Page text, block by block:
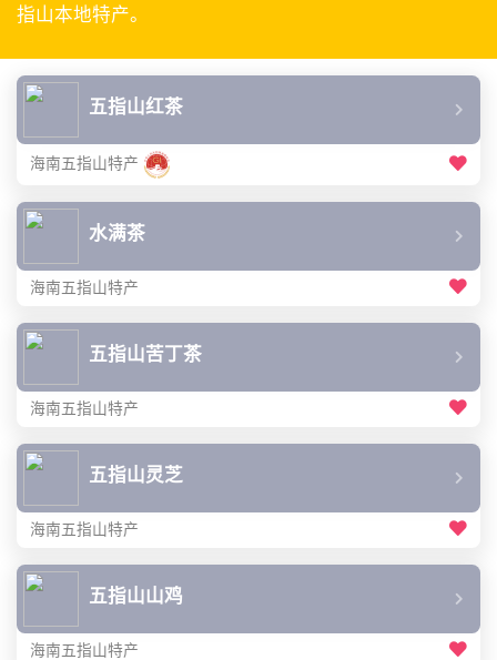
指山本地特产。
五指山红茶
海南五指山特产
水满茶
海南五指山特产
五指山苦丁茶
海南五指山特产
五指山灵芝
海南五指山特产
五指山山鸡
海南五指山特产